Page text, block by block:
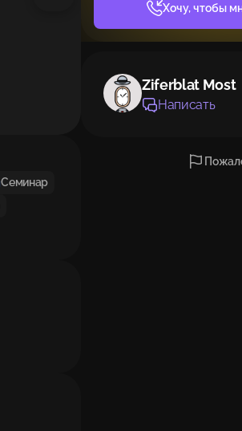
Семинар
Хочу, чтобы
Ziferblat Most
Написать